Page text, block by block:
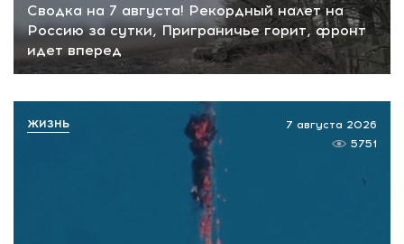
Сводка на 7 августа! Рекордный налет на
Россию за сутки, Приграничье горит, фронт
идет вперед
7 августа 2026
5751
ЖИЗНЬ